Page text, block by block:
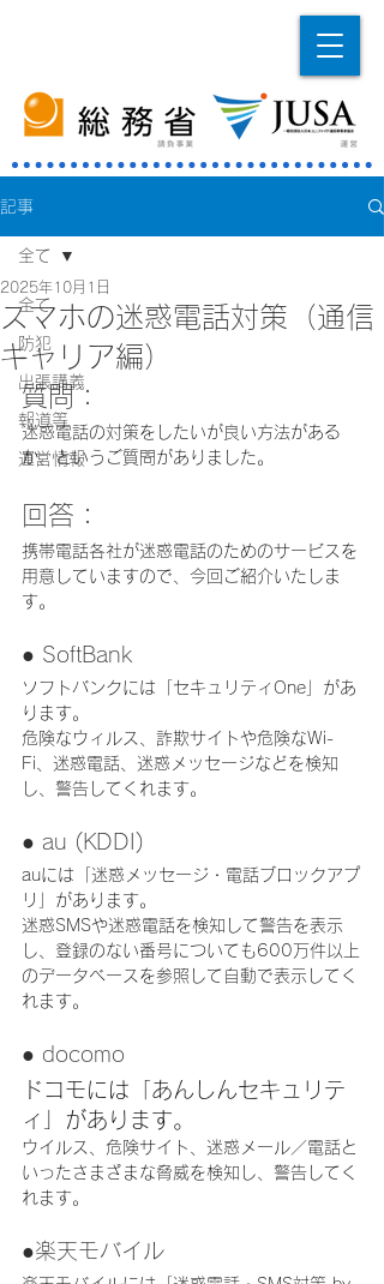
記事
全て
防犯
出張講義
報道等
運営情報
全て
スマホの迷惑電話対策（通信
キャリア編）
2025年10月1日
質問：
迷惑電話の対策をしたいが良い方法がある
か、というご質問がありました。
回答：
携帯電話各社が迷惑電話のためのサービスを
用意していますので、今回ご紹介いたしま
す。
● SoftBank
ソフトバンクには「セキュリティOne」があ
ります。
危険なウィルス、詐欺サイトや危険なWi-
Fi、迷惑電話、迷惑メッセージなどを検知
し、警告してくれます。
● au (KDDI)
auには「迷惑メッセージ・電話ブロックアプ
リ」があります。
迷惑SMSや迷惑電話を検知して警告を表示
し、登録のない番号についても600万件以上
のデータベースを参照して自動で表示してく
れます。
● docomo
ドコモには「あんしんセキュリテ
ィ」があります。
ウイルス、危険サイト、迷惑メール／電話と
いったさまざまな脅威を検知し、警告してく
れます。
●楽天モバイル